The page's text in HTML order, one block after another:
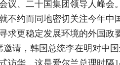
议、二十国集团领导人峰会
不约而同地密切关注今年
求更稳定发展环境的外国政
邀请，韩国总统李在明对中
访华，这是爱尔兰总理时